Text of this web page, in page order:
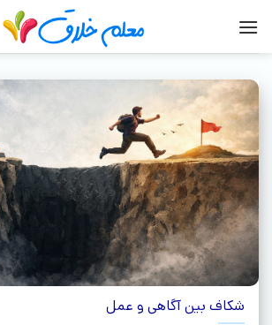
شکاف بین آگاهی و عمل